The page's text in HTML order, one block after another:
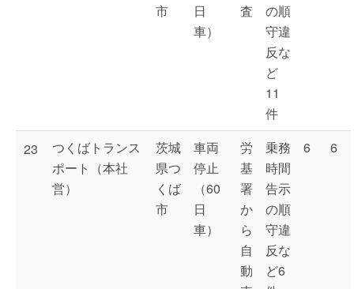
市
日
車）
査
の順
守違
反な
ど
11
件
23
つくばトランス
ポート（本社
営）
茨城
県つ
くば
市
車両
停止
（60
日
車）
労
基
署
か
ら
自
動
乗務
時間
告示
の順
守違
反な
ど6
6 6